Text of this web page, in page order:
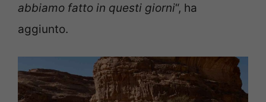
abbiamo fatto in questi giorni“, ha
aggiunto.